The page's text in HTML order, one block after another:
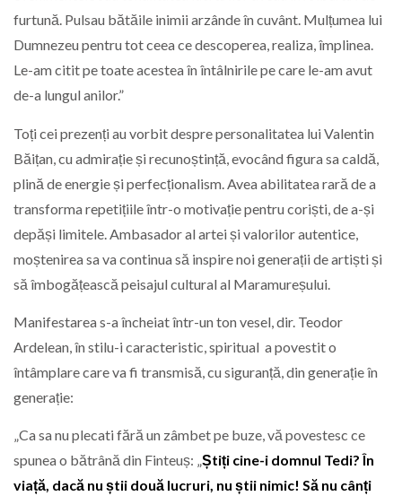
furtună. Pulsau bătăile inimii arzânde în cuvânt. Mulțumea lui
Dumnezeu pentru tot ceea ce descoperea, realiza, împlinea.
Le-am citit pe toate acestea în întâlnirile pe care le-am avut
de-a lungul anilor.”
Toți cei prezenți au vorbit despre personalitatea lui Valentin
Băițan, cu admirație și recunoștință, evocând figura sa caldă,
plină de energie și perfecționalism. Avea abilitatea rară de a
transforma repetițiile într-o motivație pentru coriști, de a-și
depăși limitele. Ambasador al artei și valorilor autentice,
moștenirea sa va continua să inspire noi generații de artiști și
să îmbogățească peisajul cultural al Maramureșului.
Manifestarea s-a încheiat într-un ton vesel, dir. Teodor
Ardelean, în stilu-i caracteristic, spiritual a povestit o
întâmplare care va fi transmisă, cu siguranță, din generație în
generație:
„Ca sa nu plecati fără un zâmbet pe buze, vă povestesc ce
spunea o bătrână din Finteuș: „Știți cine-i domnul Tedi? În
viață, dacă nu știi două lucruri, nu știi nimic! Să nu cânți